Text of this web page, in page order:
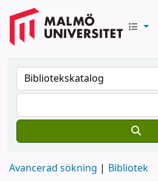
Avancerad sökning Bibliotek